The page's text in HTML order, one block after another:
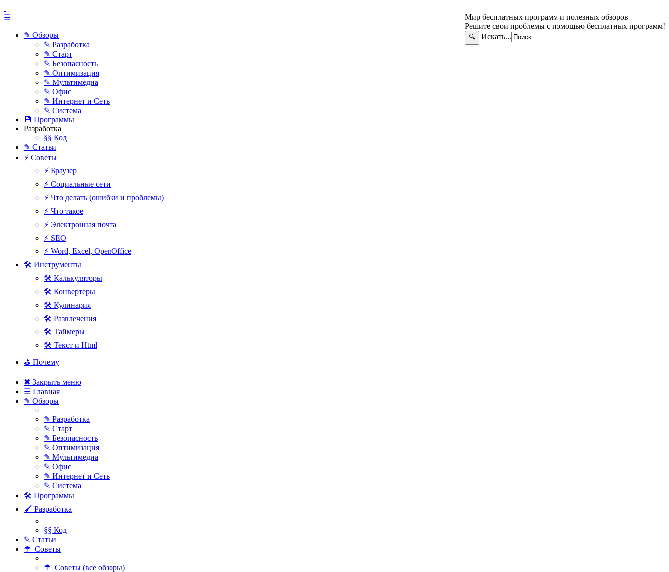
Мир бесплатных программ и полезных обзоров
Решите свои проблемы с помощью бесплатных программ!
🔍 Искать...
☰
✎ Обзоры
✎ Разработка
✎ Старт
✎ Безопасность
✎ Оптимизация
✎ Мультимедиа
✎ Офис
✎ Интернет и Сеть
✎ Система
💾 Программы
Разработка
§§ Код
✎ Статьи
⚡ Советы
⚡ Браузер
⚡ Социальные сети
⚡ Что делать (ошибки и проблемы)
⚡ Что такое
⚡ Электронная почта
⚡ SEO
⚡ Word, Excel, OpenOffice
🛠 Инструменты
🛠 Калькуляторы
🛠 Конвертеры
🛠 Кулинария
🛠 Развлечения
🛠 Таймеры
🛠 Текст и Html
⛳ Почему
✖ Закрыть меню
☰ Главная
✎ Обзоры
✎ Разработка
✎ Старт
✎ Безопасность
✎ Оптимизация
✎ Мультимедиа
✎ Офис
✎ Интернет и Сеть
✎ Система
🛠 Программы
🖌 Разработка
§§ Код
✎ Статьи
☂ Советы
☂ Советы (все обзоры)